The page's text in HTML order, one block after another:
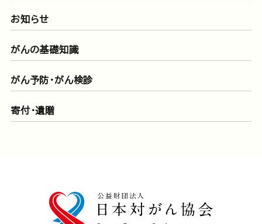
お知らせ
がんの基礎知識
がん予防・がん検診
寄付・遺贈